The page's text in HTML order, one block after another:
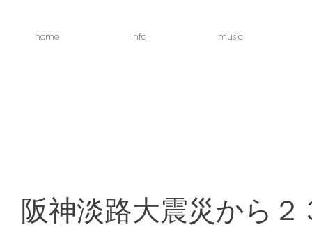
home info music
阪神淡路大震災から２